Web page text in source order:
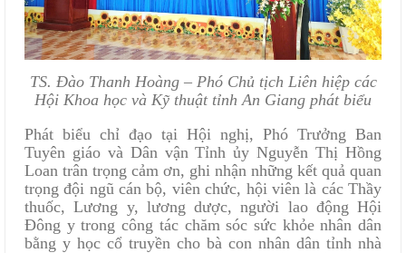
TS. Đào Thanh Hoàng – Phó Chủ tịch Liên hiệp các
Hội Khoa học và Kỹ thuật tỉnh An Giang phát biểu
Phát biểu chỉ đạo tại Hội nghị, Phó Trưởng Ban
Tuyên giáo và Dân vận Tỉnh ủy Nguyễn Thị Hồng
Loan trân trọng cảm ơn, ghi nhận những kết quả quan
trọng đội ngũ cán bộ, viên chức, hội viên là các Thầy
thuốc, Lương y, lương dược, người lao động Hội
Đông y trong công tác chăm sóc sức khỏe nhân dân
bằng y học cổ truyền cho bà con nhân dân tỉnh nhà